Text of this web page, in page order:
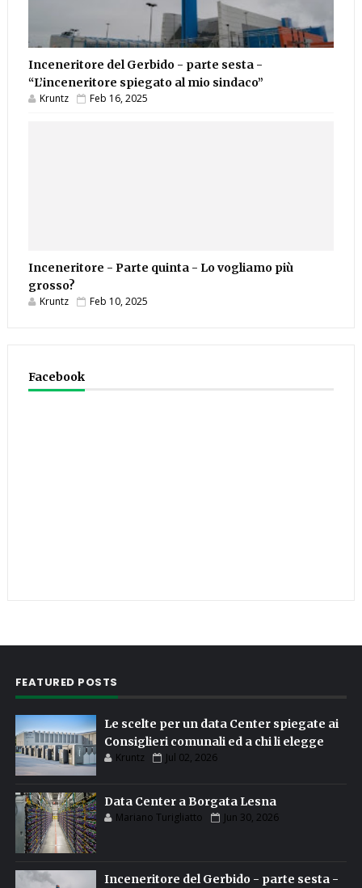
Inceneritore del Gerbido - parte sesta -
“L’inceneritore spiegato al mio sindaco”
Kruntz Feb 16, 2025
Inceneritore - Parte quinta - Lo vogliamo più
grosso?
Kruntz Feb 10, 2025
Facebook
FEATURED POSTS
Le scelte per un data Center spiegate ai
Consiglieri comunali ed a chi li elegge
Kruntz Jul 02, 2026
Data Center a Borgata Lesna
Mariano Turigliatto Jun 30, 2026
Inceneritore del Gerbido - parte sesta -